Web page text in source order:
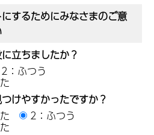
するためにみなさまのご意
立ちましたか？
2：ふつう
けやすかったですか？
2：ふつう